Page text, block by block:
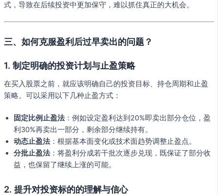
式，导致在后续投资中更加保守，难以抓住真正的大机会。
三、如何克服盈利后过早卖出的问题？
1. 制定明确的投资计划与止盈策略
在买入股票之前，就应该明确自己的投资目标、持仓周期和止盈
策略。可以采用以下几种止盈方式：
固定比例止盈法 ：例如设定盈利达到20%即卖出部分仓位，盈
利30%再卖出一部分，剩余部分继续持有。
动态止盈法 ：根据基本面变化或技术面趋势调整止盈点。
分批止盈法 ：将盈利分成若干批次逐步兑现，既保证了部分收
益，也保留了继续上涨的可能。
2. 提升对投资标的的理解与信心